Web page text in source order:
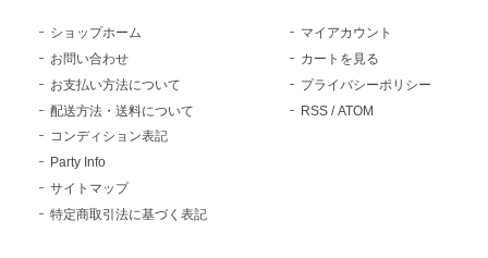
ショップホーム
お問い合わせ
お支払い方法について
配送方法・送料について
コンディション表記
Party Info
サイトマップ
特定商取引法に基づく表記
マイアカウント
カートを見る
プライバシーポリシー
RSS /ATOM